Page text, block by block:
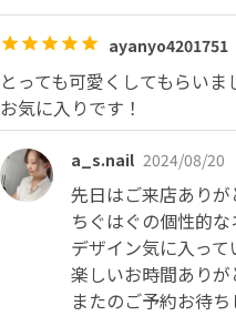
ayanyo4201751
とっても可愛くしてもらいま
お気に入りです！
a_s.nail 2024/08/20
先日はご来店ありが
ちぐはぐの個性的
デザイン気に入っ
楽しいお時間あり
またのご予約お待